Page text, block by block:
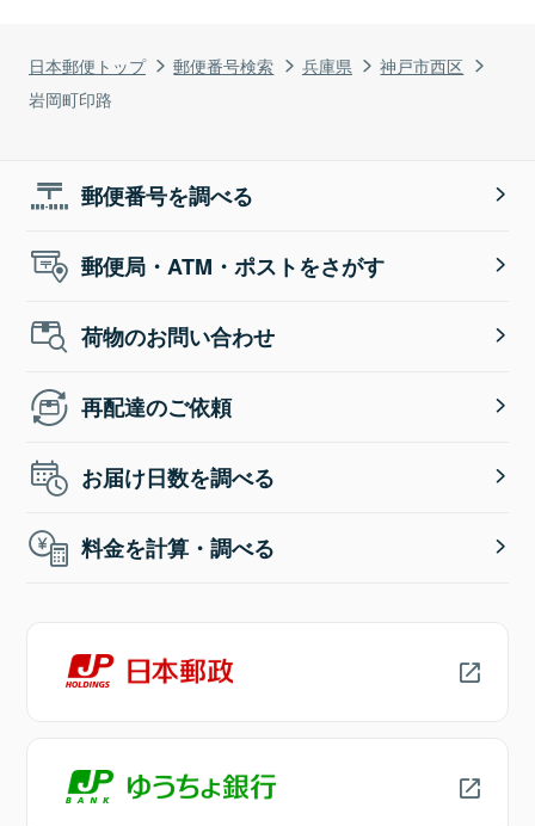
日本郵便トップ 郵便番号検索 兵庫県
神戸市西区
岩岡町印路
郵便番号を調べる
郵便局・ATM・ポストをさがす
荷物のお問い合わせ
再配達のご依頼
お届け日数を調べる
料金を計算・調べる